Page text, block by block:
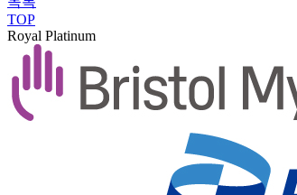
TOP
Royal Platinum